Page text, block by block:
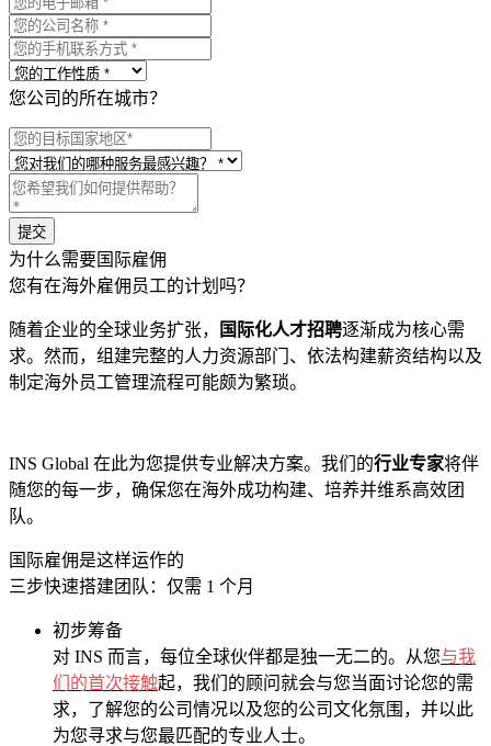
您公司的所在城市？
为什么需要国际雇佣
您有在海外雇佣员工的计划吗？
随着企业的全球业务扩张， 国际化人才招聘逐渐成为核心需
求。然而，组建完整的人力资源部门、依法构建薪资结构以及
制定海外员工管理流程可能颇为繁琐。
INS Global 在此为您提供专业解决方案。我们的行业专家将伴
随您的每一步，确保您在海外成功构建、培养并维系高效团
队。
国际雇佣是这样运作的
三步快速搭建团队：仅需 1 个月
初步筹备
对 INS 而言，每位全球伙伴都是独一无二的。从您与我
们的首次接触起，我们的顾问就会与您当面讨论您的需
求，了解您的公司情况以及您的公司文化氛围，并以此
为您寻求与您最匹配的专业人士。